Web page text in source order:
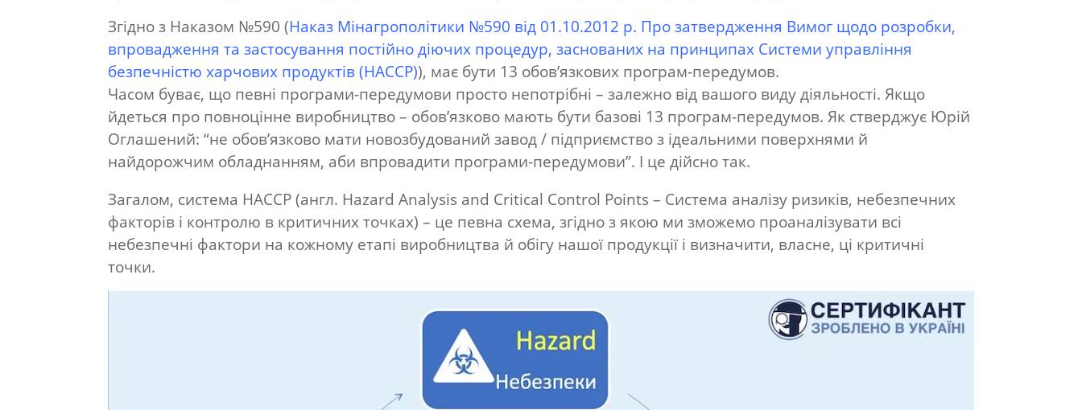
Згідно з Наказом №590 (Наказ Мінагрополітики №590 від 01.10.2012 р. Про затвердження Вимог щодо розробки,
впровадження та застосування постійно діючих процедур, заснованих на принципах Системи управління
безпечністю харчових продуктів (НАССР)), має бути 13 обов’язкових програм-передумов.
Часом буває, що певні програми-передумови просто непотрібні – залежно від вашого виду діяльності. Якщо
йдеться про повноцінне виробництво – обов’язково мають бути базові 13 програм-передумов. Як стверджує Юрій
Оглашений: “не обов’язково мати новозбудований завод / підприємство з ідеальними поверхнями й
найдорожчим обладнанням, аби впровадити програми-передумови”. І це дійсно так.
Загалом, система HACCP (англ. Hazard Analysis and Critical Control Points – Система аналізу ризиків, небезпечних
факторів і контролю в критичних точках) – це певна схема, згідно з якою ми зможемо проаналізувати всі
небезпечні фактори на кожному етапі виробництва й обігу нашої продукції і визначити, власне, ці критичні
точки.